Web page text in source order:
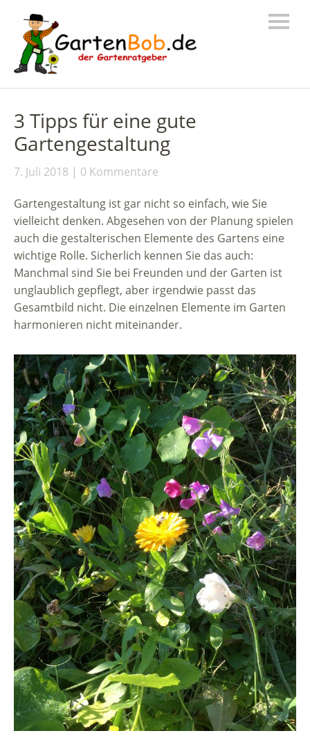
3 Tipps für eine gute
Gartengestaltung
7. Juli 2018 0 Kommentare
Gartengestaltung ist gar nicht so einfach, wie Sie
vielleicht denken. Abgesehen von der Planung spielen
auch die gestalterischen Elemente des Gartens eine
wichtige Rolle. Sicherlich kennen Sie das auch:
Manchmal sind Sie bei Freunden und der Garten ist
unglaublich gepflegt, aber irgendwie passt das
Gesamtbild nicht. Die einzelnen Elemente im Garten
harmonieren nicht miteinander.